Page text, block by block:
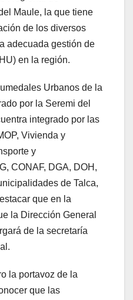
Maule, la que tiene
de los diversos
adecuada gestión de
en la región.
Urbanos de la
por la Seremi del
integrado por las
Vivienda y
y
CONAF, DGA, DOH,
de Talca,
que en la
la Dirección General
de la secretaría
la portavoz de la
que las